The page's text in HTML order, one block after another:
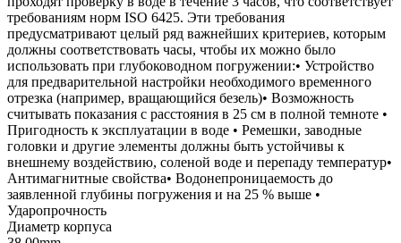
требованиям норм ISO 6425. Эти требования
предусматривают целый ряд важнейших критериев, которым
должны соответствовать часы, чтобы их можно было
использовать при глубоководном погружении:• Устройство
для предварительной настройки необходимого временного
отрезка (например, вращающийся безель)• Возможность
считывать показания с расстояния в 25 см в полной темноте •
Пригодность к эксплуатации в воде • Ремешки, заводные
головки и другие элементы должны быть устойчивы к
внешнему воздействию, соленой воде и перепаду температур•
Антимагнитные свойства• Водонепроницаемость до
заявленной глубины погружения и на 25 % выше •
Ударопрочность
Диаметр корпуса